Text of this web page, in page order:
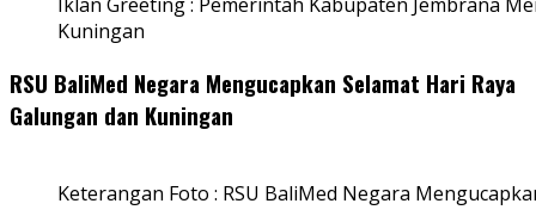
Iklan Greeting : Pemerintah Kabupaten Jembrana
Kuningan
RSU BaliMed Negara Mengucapkan Selamat Hari Raya
Galungan dan Kuningan
Keterangan Foto : RSU BaliMed Negara